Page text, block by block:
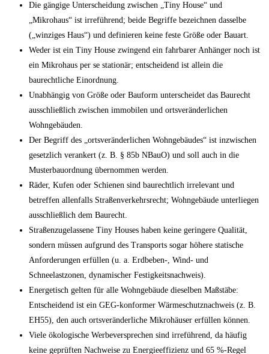
Die gängige Unterscheidung zwischen „Tiny House“ und
„Mikrohaus“ ist irreführend; beide Begriffe bezeichnen dasselbe
(„winziges Haus“) und definieren keine feste Größe oder Bauart.
Weder ist ein Tiny House zwingend ein fahrbarer Anhänger noch ist
ein Mikrohaus per se stationär; entscheidend ist allein die
baurechtliche Einordnung.
Unabhängig von Größe oder Bauform unterscheidet das Baurecht
ausschließlich zwischen immobilen und ortsveränderlichen
Wohngebäuden.
Der Begriff des „ortsveränderlichen Wohngebäudes“ ist inzwischen
gesetzlich verankert (z. B. § 85b NBauO) und soll auch in die
Musterbauordnung übernommen werden.
Räder, Kufen oder Schienen sind baurechtlich irrelevant und
betreffen allenfalls Straßenverkehrsrecht; Wohngebäude unterliegen
ausschließlich dem Baurecht.
Straßenzugelassene Tiny Houses haben keine geringere Qualität,
sondern müssen aufgrund des Transports sogar höhere statische
Anforderungen erfüllen (u. a. Erdbeben-, Wind- und
Schneelastzonen, dynamischer Festigkeitsnachweis).
Energetisch gelten für alle Wohngebäude dieselben Maßstäbe:
Entscheidend ist ein GEG-konformer Wärmeschutznachweis (z. B.
EH55), den auch ortsveränderliche Mikrohäuser erfüllen können.
Viele ökologische Werbeversprechen sind irreführend, da häufig
keine geprüften Nachweise zu Energieeffizienz und 65 %-Regel